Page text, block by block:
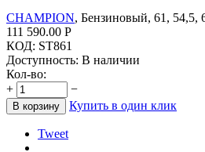
CHAMPION, Бензиновый, 61, 54,5,
111 590.00 Р
КОД: ST861
Доступность: В наличии
Кол-во:
+
−
В корзину Купить в один клик
Tweet